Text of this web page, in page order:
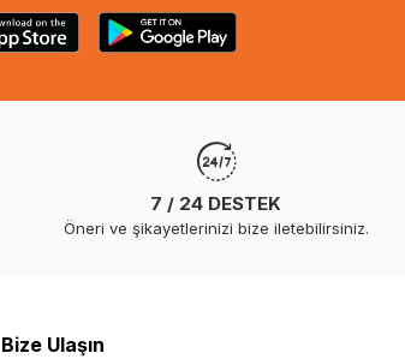
7 / 24 DESTEK
Öneri ve şikayetlerinizi bize iletebilirsiniz.
Bize Ulaşın